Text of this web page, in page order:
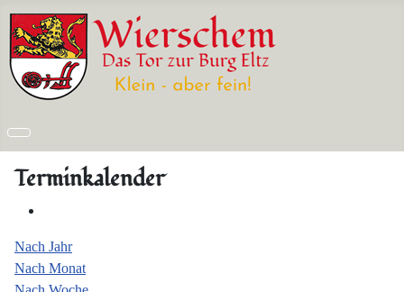
Terminkalender
Nach Jahr
Nach Monat